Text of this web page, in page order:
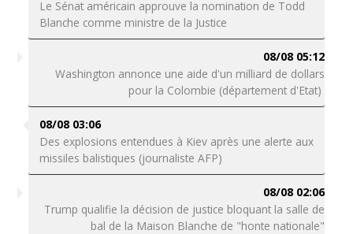
Le Sénat américain approuve la nomination de Todd
Blanche comme ministre de la Justice
08/08 05:12
Washington annonce une aide d'un milliard de dollars
pour la Colombie (département d'Etat)
08/08 03:06
Des explosions entendues à Kiev après une alerte aux
missiles balistiques (journaliste AFP)
08/08 02:06
Trump qualifie la décision de justice bloquant la salle de
bal de la Maison Blanche de "honte nationale"